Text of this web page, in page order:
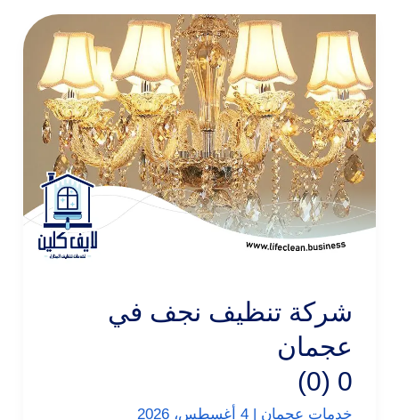
شركة تنظيف نجف في
عجمان
0 (0)
خدمات عجمان 4 أغسطس، 2026